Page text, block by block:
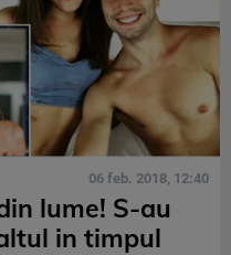
06 feb. 2018, 12:40
lume! S-au
in timpul